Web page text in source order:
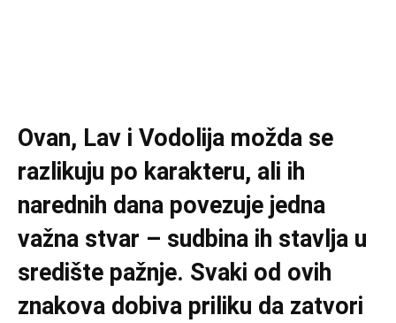
Ovan, Lav i Vodolija možda se
razlikuju po karakteru, ali ih
narednih dana povezuje jedna
važna stvar – sudbina ih stavlja u
središte pažnje. Svaki od ovih
znakova dobiva priliku da zatvori